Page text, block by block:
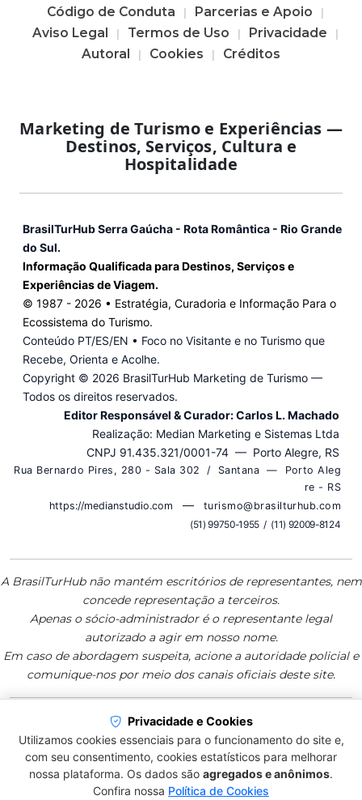
Código de Conduta
Parcerias e Apoio
Aviso Legal
Termos de Uso
Privacidade
Autoral
Cookies Créditos
Marketing de Turismo e Experiências —
Destinos, Serviços, Cultura e
Hospitalidade
BrasilTurHub Serra Gaúcha - Rota Romântica - Rio Grande
do Sul.
Informação Qualificada para Destinos, Serviços e
Experiências de Viagem.
© 1987 - 2026 • Estratégia, Curadoria e Informação Para o
Ecossistema do Turismo.
Conteúdo PT/ES/EN • Foco no Visitante e no Turismo que
Recebe, Orienta e Acolhe.
Copyright © 2026 BrasilTurHub Marketing de Turismo —
Todos os direitos reservados.
Editor Responsável & Curador: Carlos L. Machado
Realização: Median Marketing e Sistemas Ltda
CNPJ 91.435.321/0001-74 — Porto Alegre, RS
R u a B e r n a r d o P i r e s , 2 8 0 - S a l a 3 0 2 / S a n t a n a — P o r t o A l e g
r e - R S
https://medianstudio.com
— t u r i s m o @ b r a s i l t u r h u b . c o m
( 5 1 ) 9 9 7 5 0 - 1 9 5 5 / ( 1 1 ) 9 2 0 0 9 - 8 1 2 4
A BrasilTurHub não mantém escritórios de representantes, nem
concede representação a terceiros.
Apenas o sócio-administrador é o representante legal
autorizado a agir em nosso nome.
Em caso de abordagem suspeita, acione a autoridade policial e
comunique-nos por meio dos canais oficiais deste site.
BrasilTurHub — Plataforma de Informação
Qualificada para Destinos, Serviços e
Viagens
Privacidade e Cookies
Utilizamos cookies essenciais para o funcionamento do site e,
com seu consentimento, cookies estatísticos para melhorar
nossa plataforma. Os dados são agregados e anônimos.
Confira nossa Política de Cookies